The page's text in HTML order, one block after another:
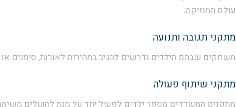
עולם המוזיקה.
מתקני תגובה ותנועה
משחקים שבהם הילדים נדרשים להגיב במהירות לאורות, סימנים או
מתקני שיתוף פעולה